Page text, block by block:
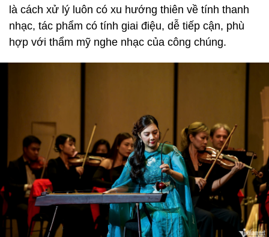
là cách xử lý luôn có xu hướng thiên về tính thanh
nhạc, tác phẩm có tính giai điệu, dễ tiếp cận, phù
hợp với thẩm mỹ nghe nhạc của công chúng.